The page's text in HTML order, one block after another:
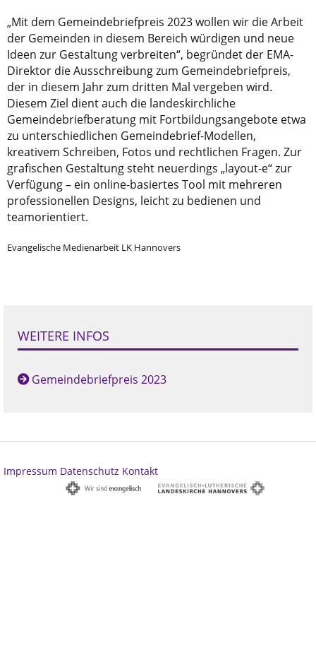
„Mit dem Gemeindebriefpreis 2023 wollen wir die Arbeit
der Gemeinden in diesem Bereich würdigen und neue
Ideen zur Gestaltung verbreiten“, begründet der EMA-
Direktor die Ausschreibung zum Gemeindebriefpreis,
der in diesem Jahr zum dritten Mal vergeben wird.
Diesem Ziel dient auch die landeskirchliche
Gemeindebriefberatung mit Fortbildungsangebote etwa
zu unterschiedlichen Gemeindebrief-Modellen,
kreativem Schreiben, Fotos und rechtlichen Fragen. Zur
grafischen Gestaltung steht neuerdings „layout-e“ zur
Verfügung – ein online-basiertes Tool mit mehreren
professionellen Designs, leicht zu bedienen und
teamorientiert.
Evangelische Medienarbeit LK Hannovers
WEITERE INFOS
Gemeindebriefpreis 2023
Impressum Datenschutz Kontakt